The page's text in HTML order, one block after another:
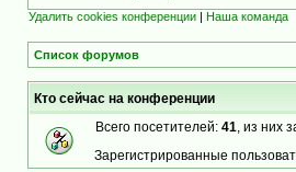
Удалить cookies конференции | Наша команда
Список форумов
Кто сейчас на конференции
Всего посетителей: 41 , из них
Зарегистрированные